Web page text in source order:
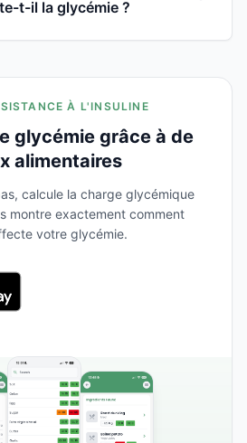
t-il la glycémie ?
À L'INSULINE
glycémie grâce à de
alimentaires
calcule la charge glycémique
montre exactement comment
votre glycémie.